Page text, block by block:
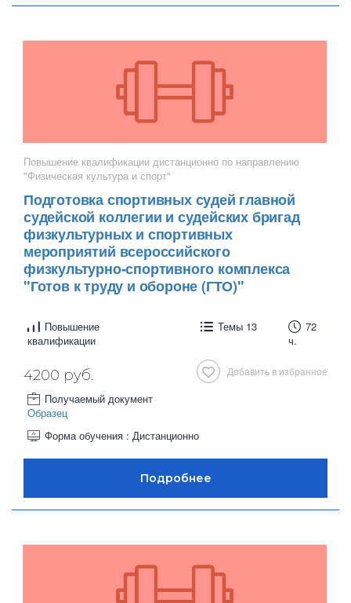
Повышение квалификации дистанционно по направлению
"Физическая культура и спорт"
Подготовка спортивных судей главной
судейской коллегии и судейских бригад
физкультурных и спортивных
мероприятий всероссийского
физкультурно-спортивного комплекса
"Готов к труду и обороне (ГТО)"
Повышение
квалификации
Темы 13
72
ч.
Добавить в избранное
4200 руб.
Получаемый документ
Образец
Форма обучения : Дистанционно